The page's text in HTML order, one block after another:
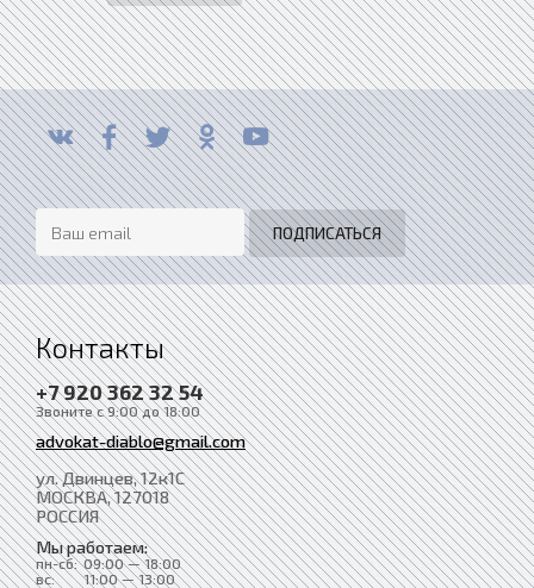
Контакты
+7 920 362 32 54
Звоните с 9:00 до 18:00
advokat-diablo@gmail.com
ул. Двинцев, 12к1С
МОСКВА, 127018
РОССИЯ
Мы работаем:
пн-сб: 09:00 — 18:00
вс:
11:00 — 13:00